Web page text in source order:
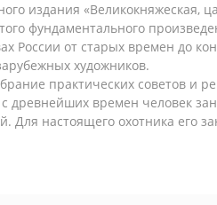
издания «Великокняжеская,
фундаментального
России от старых времен до
художников.
практических
древнейших времен человек
Для настоящего охотника его